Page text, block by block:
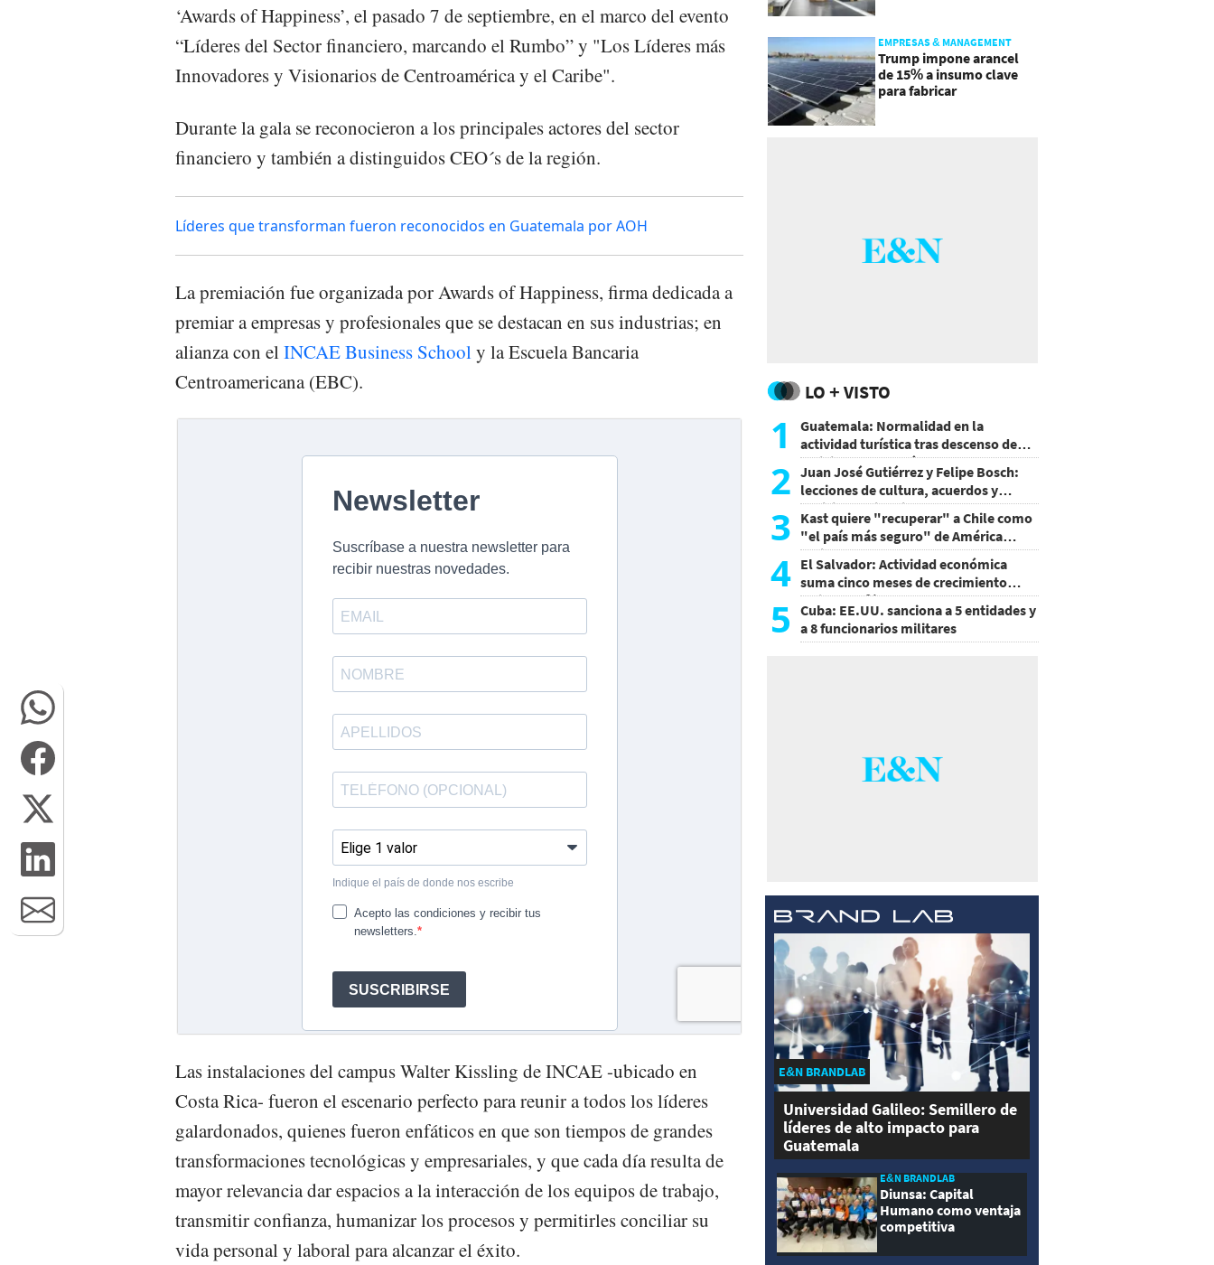
‘Awards of Happiness’, el pasado 7 de septiembre, en el marco del evento
“Líderes del Sector financiero, marcando el Rumbo” y "Los Líderes más
Innovadores y Visionarios de Centroamérica y el Caribe".
Durante la gala se reconocieron a los principales actores del sector
financiero y también a distinguidos CEO´s de la región.
Líderes que transforman fueron reconocidos en Guatemala por AOH
La premiación fue organizada por Awards of Happiness, firma dedicada a
premiar a empresas y profesionales que se destacan en sus industrias; en
alianza con elINCAE Business Schooly la Escuela Bancaria
Centroamericana (EBC).
Las instalaciones del campus Walter Kissling de INCAE -ubicado en
Costa Rica- fueron el escenario perfecto para reunir a todos los líderes
galardonados, quienes fueron enfáticos en que son tiempos de grandes
transformaciones tecnológicas y empresariales, y que cada día resulta de
mayor relevancia dar espacios a la interacción de los equipos de trabajo,
transmitir confianza, humanizar los procesos y permitirles conciliar su
vida personal y laboral para alcanzar el éxito.
EMPRESAS & MANAGEMENT
Trump impone arancel
de 15% a insumo clave
para fabricar
LO + VISTO
1
Guatemala: Normalidad en la
actividad turística tras descenso de
actividad del volcán de Fuego
2 Juan José Gutiérrez y Felipe Bosch:
lecciones de cultura, acuerdos y
decisiones sin miedo
3 Kast quiere "recuperar" a Chile como
"el país más seguro" de América
Latina
4 El Salvador: Actividad económica
suma cinco meses de crecimiento
arriba de 4%
5
Cuba: EE.UU. sanciona a 5 entidades y
a 8 funcionarios militares
E&N BRANDLAB
Universidad Galileo: Semillero de
líderes de alto impacto para
Guatemala
E&N BRANDLAB
Diunsa: Capital
Humano como ventaja
competitiva